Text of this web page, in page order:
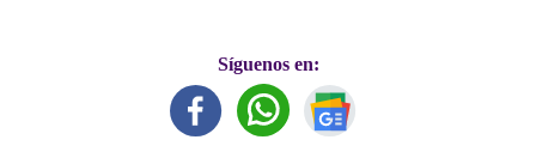
Síguenos en: